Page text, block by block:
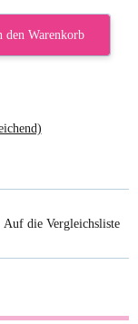
den Warenkorb
Auf die Vergleichsliste